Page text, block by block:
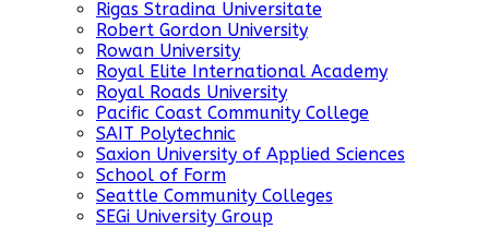
Rigas Stradina Universitate
Robert Gordon University
Rowan University
Royal Elite International Academy
Royal Roads University
Pacific Coast Community College
SAIT Polytechnic
Saxion University of Applied Sciences
School of Form
Seattle Community Colleges
SEGi University Group